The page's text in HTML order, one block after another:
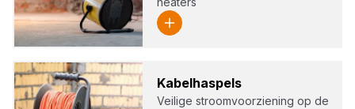
Kabel­has­pels
Veilige stroomvoorziening op de